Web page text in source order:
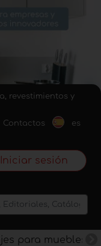
revestimientos y
Contactos es
Iniciar sesión
para muebles